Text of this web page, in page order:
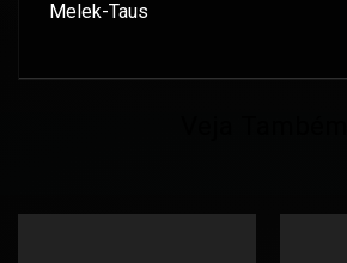
Melek-Taus